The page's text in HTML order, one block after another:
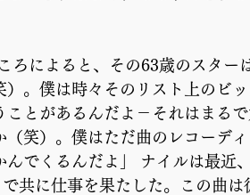
によると、その63歳のスター
。僕は時々そのリスト上のビ
とがあるんだよ－それはまる
笑）。僕はただ曲のレコーデ
でくるんだよ」 ナイルは最近
共に仕事を果たした。この曲は